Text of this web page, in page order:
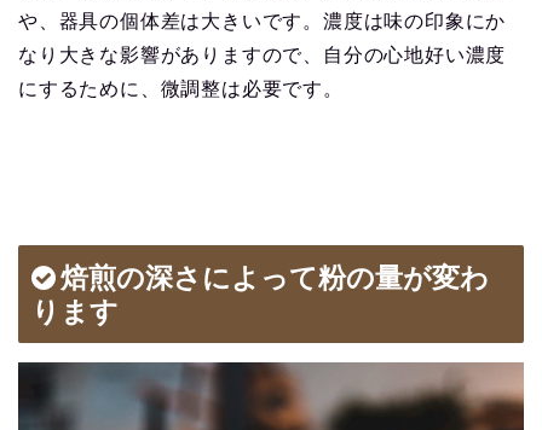
や、器具の個体差は大きいです。濃度は味の印象にか
なり大きな影響がありますので、自分の心地好い濃度
にするために、微調整は必要です。
焙煎の深さによって粉の量が変わ
ります